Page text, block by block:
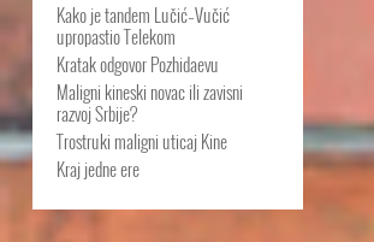
Kako je tandem Lučić–Vučić
upropastio Telekom
Kratak odgovor Pozhidaevu
Maligni kineski novac ili zavisni
razvoj Srbije?
Trostruki maligni uticaj Kine
Kraj jedne ere